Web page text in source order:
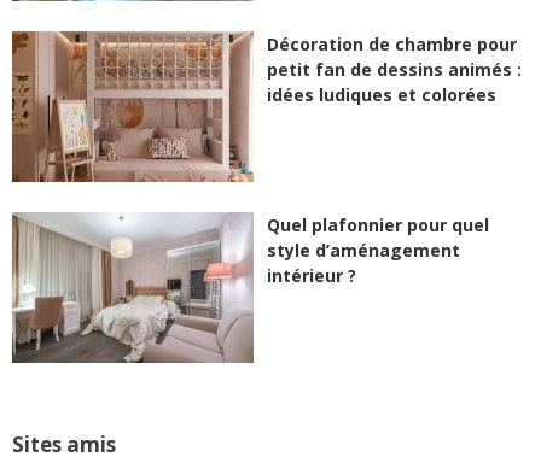
Décoration de chambre pour
petit fan de dessins animés :
idées ludiques et colorées
Quel plafonnier pour quel
style d’aménagement
intérieur ?
Sites amis